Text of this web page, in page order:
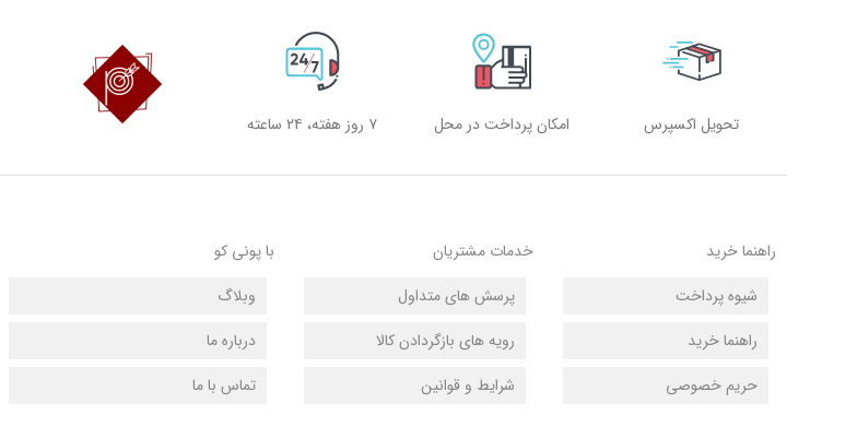
تحویل اکسپرس امکان پرداخت در محل ۷ روز هفته، ۲۴ ساعته
راهنما خرید
شیوه پرداخت
راهنما خرید
حریم خصوصی
خدمات مشتریان
پرسش های متداول
رویه های بازگردادن کالا
شرایط و قوانین
با پونی کو
وبلاگ
درباره ما
تماس با ما